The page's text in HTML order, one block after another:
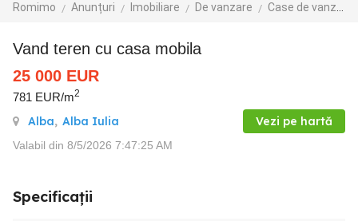
Romimo Anunțuri Imobiliare De vanzare Case de vanzare
Vand teren cu casa mobila
25 000 EUR
781 EUR/m2
Alba, Alba Iulia Vezi pe hartă
Valabil din 8/5/2026 7:47:25 AM
Specificații